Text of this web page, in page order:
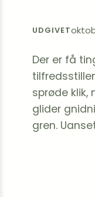
UDGIVET
Der er få
sprøde klik,
glider
gren.